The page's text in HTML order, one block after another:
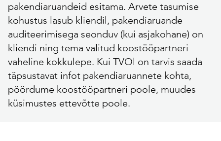
pakendiaruandeid esitama. Arvete tasumise
kohustus lasub kliendil, pakendiaruande
auditeerimisega seonduv (kui asjakohane) on
kliendi ning tema valitud koostööpartneri
vaheline kokkulepe. Kui TVOl on tarvis saada
täpsustavat infot pakendiaruannete kohta,
pöördume koostööpartneri poole, muudes
küsimustes ettevõtte poole.